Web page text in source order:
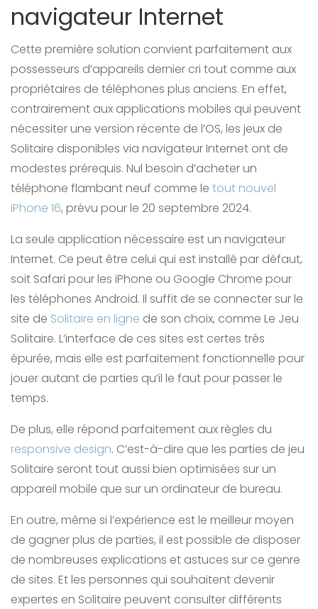
navigateur Internet
Cette première solution convient parfaitement aux
possesseurs d’appareils dernier cri tout comme aux
propriétaires de téléphones plus anciens. En effet,
contrairement aux applications mobiles qui peuvent
nécessiter une version récente de l’OS, les jeux de
Solitaire disponibles via navigateur Internet ont de
modestes prérequis. Nul besoin d’acheter un
téléphone flambant neuf comme le tout nouvel
iPhone 16, prévu pour le 20 septembre 2024.
La seule application nécessaire est un navigateur
Internet. Ce peut être celui qui est installé par défaut,
soit Safari pour les iPhone ou Google Chrome pour
les téléphones Android. Il suffit de se connecter sur le
site de Solitaire en ligne de son choix, comme Le Jeu
Solitaire. L’interface de ces sites est certes très
épurée, mais elle est parfaitement fonctionnelle pour
jouer autant de parties qu’il le faut pour passer le
temps.
De plus, elle répond parfaitement aux règles du
responsive design. C’est-à-dire que les parties de jeu
Solitaire seront tout aussi bien optimisées sur un
appareil mobile que sur un ordinateur de bureau.
En outre, même si l’expérience est le meilleur moyen
de gagner plus de parties, il est possible de disposer
de nombreuses explications et astuces sur ce genre
de sites. Et les personnes qui souhaitent devenir
expertes en Solitaire peuvent consulter différents